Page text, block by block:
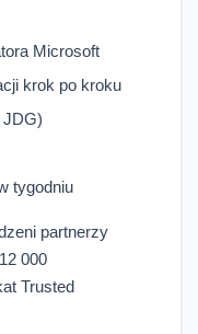
Microsoft
krok po kroku
JDG)
tygodniu
partnerzy
000
Trusted